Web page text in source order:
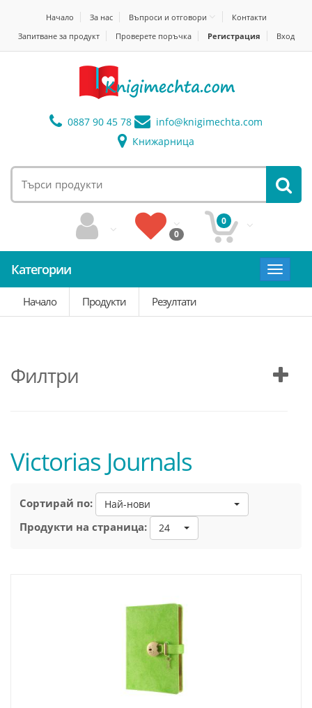
Начало За нас Въпроси и отговори
Контакти
Запитване за продукт
Проверете поръчка Регистрация Вход
0887 90 45 78 info@knigimechta.com
Книжарница
0
0
Категории
Toggle
Начало
Продукти Резултати
Филтри
Victorias Journals
Сортирай по: Най-нови
Продукти на страница: 24